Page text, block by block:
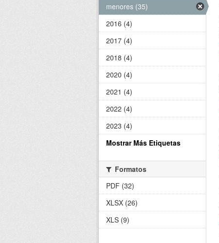
menores (35)
2016 (4)
2017 (4)
2018 (4)
2020 (4)
2021 (4)
2022 (4)
2023 (4)
Mostrar Más Etiquetas
Formatos
PDF (32)
XLSX (26)
XLS (9)